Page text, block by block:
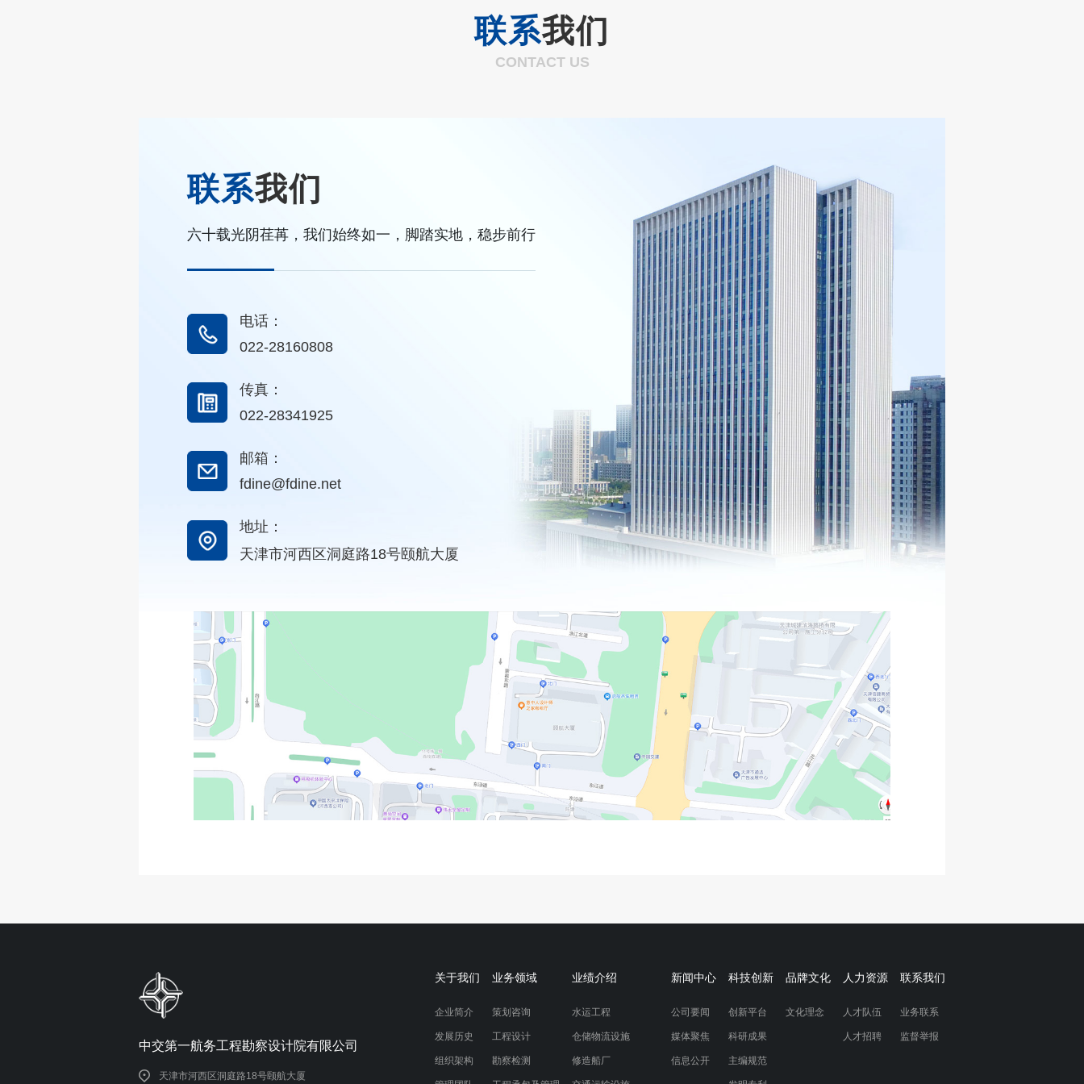
联系我们
CONTACT US
联系我们
六十载光阴荏苒，我们始终如一，脚踏实地，稳步前行
电话：
022-28160808
传真：
022-28341925
邮箱：
fdine@fdine.net
地址：
天津市河西区洞庭路18号颐航大厦
中交第一航务工程勘察设计院有限公司
天津市河西区洞庭路18号颐航大厦
关于我们
企业简介
发展历史
组织架构
业务领域
策划咨询
工程设计
勘察检测
业绩介绍
水运工程
仓储物流设施
修造船厂
新闻中心
公司要闻
媒体聚焦
信息公开
科技创新
创新平台
科研成果
主编规范
品牌文化
文化理念
人力资源
人才队伍
人才招聘
联系我们
业务联系
监督举报